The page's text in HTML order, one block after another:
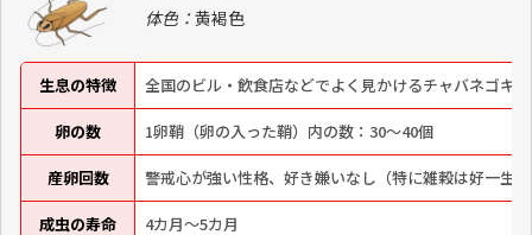
体色：黄褐色
生息の特徴 全国のビル・飲食店などでよく見かけるチャバネゴキ
卵の数 1卵鞘（卵の入った鞘）内の数：30～40個
産卵回数 警戒心が強い性格、好き嫌いなし（特に雑穀は好一生
成虫の寿命 4カ月～5カ月